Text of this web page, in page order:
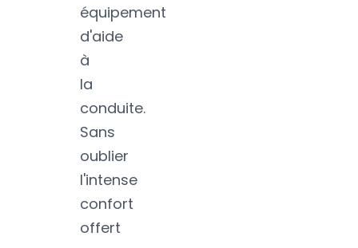
équipement
d'aide
à
la
conduite.
Sans
oublier
l'intense
confort
offert